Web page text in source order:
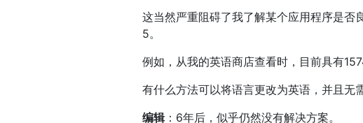
这当然严重阻碍了我了解某个应用程序是
5。
例如，从我的英语商店查看时，目前具有
有什么方法可以将语言更改为英语，并且无
编辑：6年后，似乎仍然没有解决方案。